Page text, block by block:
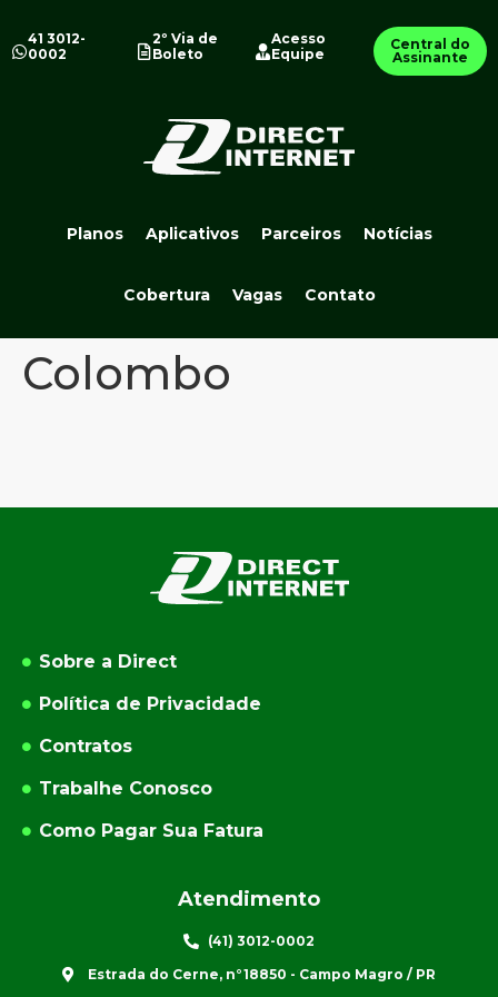
41 3012-
0002
2º Via de
Boleto
Acesso
Equipe
Central do
Assinante
Planos Aplicativos Parceiros Notícias
Cobertura Vagas Contato
Colombo
Sobre a Direct
Política de Privacidade
Contratos
Trabalhe Conosco
Como Pagar Sua Fatura
Atendimento
(41) 3012-0002
Estrada do Cerne, n°18850 - Campo Magro / PR